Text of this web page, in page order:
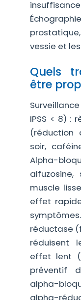
vessie et
Quels
être
IPSS < 8) :
(réduction
soir,
Alpha-
muscle
effet
réductase
réduisent
effet lent
préventif
alpha-
alpha-